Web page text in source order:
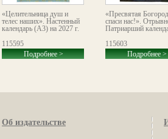
«Целительница душ и
телес наших». Настенный
календарь (А3) на 2027 г.
115595
Подробнее >
«Пресвятая
спаси нас!».
Патриарший
115603
Подробнее >
Об издательстве